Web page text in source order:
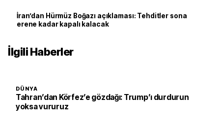
İran’dan Hürmüz Boğazı açıklaması: Tehditler sona
erene kadar kapalı kalacak
İlgili Haberler
DÜNYA
Tahran’dan Körfez’e gözdağı: Trump’ı durdurun
yoksa vururuz